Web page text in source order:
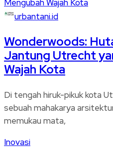
urbantani.id
Wonderwoods:
Jantung Utrecht
Wajah Kota
Di tengah hiruk-pikuk kota
sebuah mahakarya
memukau mata,
Inovasi